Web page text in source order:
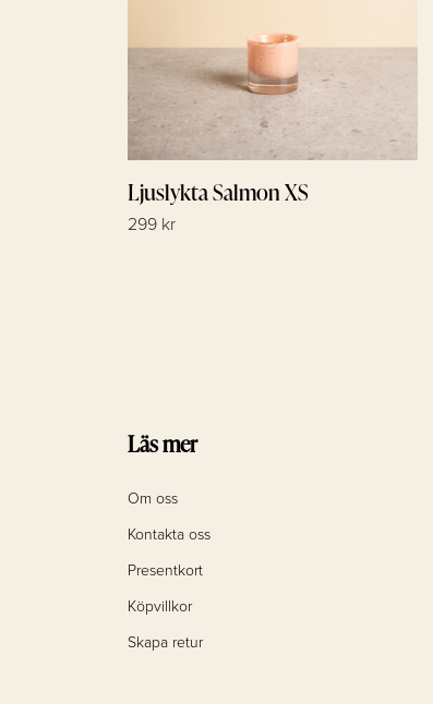
Ljuslykta Salmon XS
299 kr
Läs mer
Om oss
Kontakta oss
Presentkort
Köpvillkor
Skapa retur